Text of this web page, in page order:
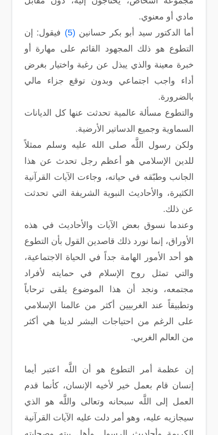
مادي أو معنوي.
أما الدكتور سيد أبو بكر حسانين (5)
فيقول: إن
التطوع هو ذلك المجهود القائم على مهارة أو
خبرة معينة والذي يبذل عن رغبة واختيار بغرض
أداء واجب اجتماعي وبدون توقع جزاء مالي
بالضرورة.
والتطوع مسألة عالمية تحدثت عنها كل الديانات
السماوية وجميع الدساتير الأرضية.
ولكن رسول اللَّه صلى الله عليه وسلم ممثلاً
للدين الإسلامي هو أعظم رجل تحدث عن هذا
الجانب وطبّقه في حياته، وجاءت الآيات القرآنية
الكثيرة، والأحاديث النبوية الشريفة التي تحدثت
عن ذلك.
وعندما نسوق بعض الآيات والأحاديث في هذه
الأوراق، إنما نورد ذلك قاصدين القول بأن التطوع
هو أحد الأمور الهامة جداً في الحياة الاجتماعية،
والتي تمثل روح الإسلام في حمايته لأفراد
مجتمعه، ونجد أن هذا الموضوع يلقى ترحاباً
وتطبيقاً عند الغربيين أكثر من عالمنا الإسلامي
على الرغم من احتياجات البشر لدينا هي أكثر
من العالم الغربي.
إن عظمة أمر التطوع هو أن اللَّه اعتبر أيما
إنسان قام بعمل خير لأخيه الإنسان، كأنما قدم
العمل إلى اللَّه سبحانه وتعالى واللَّه هو الذي
سيجازيه عليه، وهو أمر دلت عليه الآيات القرآنية